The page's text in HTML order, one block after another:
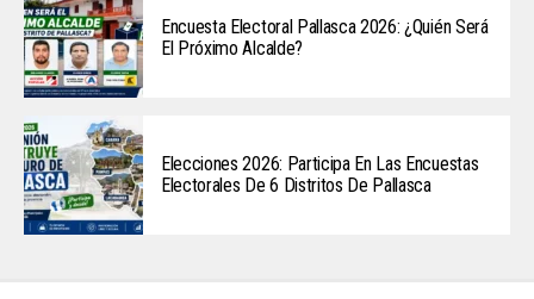
Encuesta Electoral Pallasca 2026: ¿Quién Será
El Próximo Alcalde?
Elecciones 2026: Participa En Las Encuestas
Electorales De 6 Distritos De Pallasca